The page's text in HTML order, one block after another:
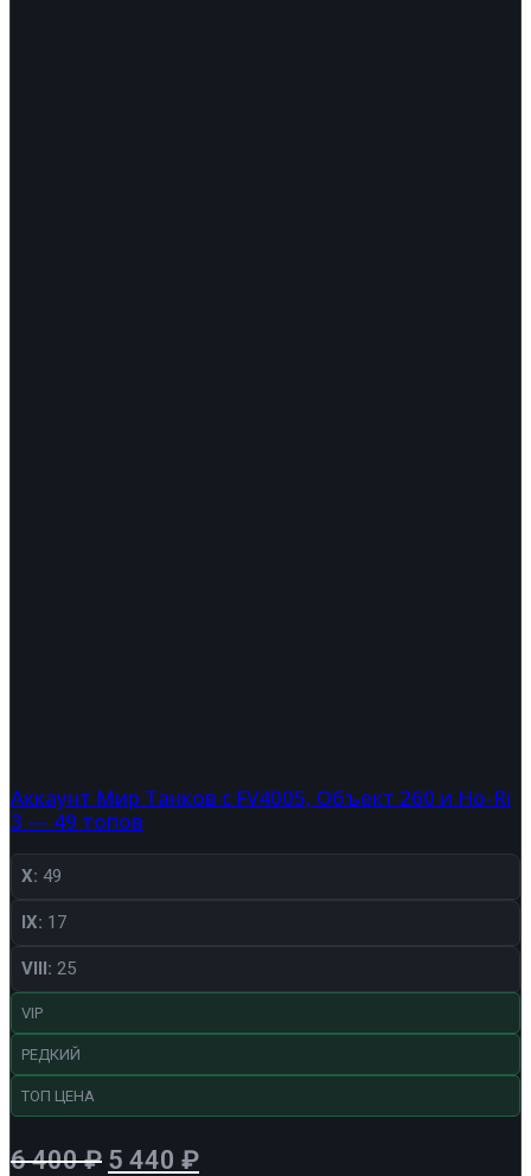
Аккаунт Мир Танков с FV4005, Объект 260 и Ho-Ri
3 — 49 топов
X: 49
IX: 17
VIII: 25
VIP
РЕДКИЙ
ТОП ЦЕНА
6 400₽ Первоначальная
5 440 ₽Текущая